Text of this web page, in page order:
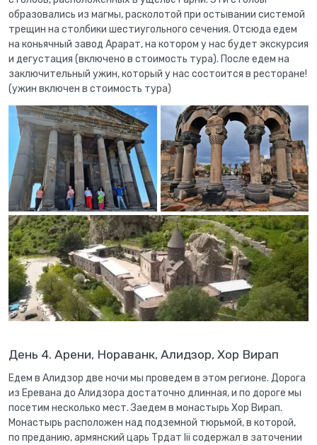
образовались из магмы, расколотой при остывании системой
трещин на столбики шестиугольного сечения. Отсюда едем
на коньячный завод Арарат, на котором у нас будет экскурсия
и дегустация (включено в стоимость тура). После едем на
заключительный ужин, который у нас состоится в ресторане!
(ужин включен в стоимость тура)
День 4. Арени, Нораванк, Алидзор, Хор Вирап
Едем в Алидзор две ночи мы проведем в этом регионе. Дорога
из Еревана до Алидзора достаточно длинная, и по дороге мы
посетим несколько мест. Заедем в монастырь Хор Вирап.
Монастырь расположен над подземной тюрьмой, в которой,
по преданию, армянский царь Трдат Iii содержал в заточении